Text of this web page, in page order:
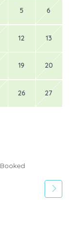
5 6
12 13
19 20
26 27
Booked